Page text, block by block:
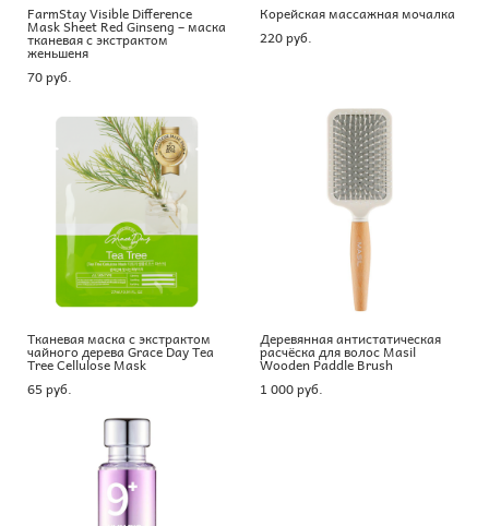
FarmStay Visible Difference
Mask Sheet Red Ginseng – маска
тканевая с экстрактом
женьшеня
70 pуб.
Корейская массажная мочалка
220 pуб.
Тканевая маска с экстрактом
чайного дерева Grace Day Tea
Tree Cellulose Mask
65 pуб.
Деревянная антистатическая
расчёска для волос Masil
Wooden Paddle Brush
1 000 pуб.